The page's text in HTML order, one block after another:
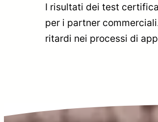
I risultati dei test
per i partner
ritardi nei processi di